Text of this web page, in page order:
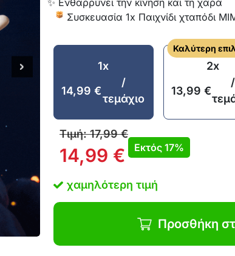
✨ Ενθαρρύνει την κίνηση και τη χαρά
Συσκευασία 1x Παιχνίδι χταπόδι
1x
14,99 €
/
τεμάχιο
Καλύτερη
2x
13,99 €
/
Τιμή:17,99€
14,99 € Εκτός 17%
χαμηλότερη τιμή
Προσθήκη